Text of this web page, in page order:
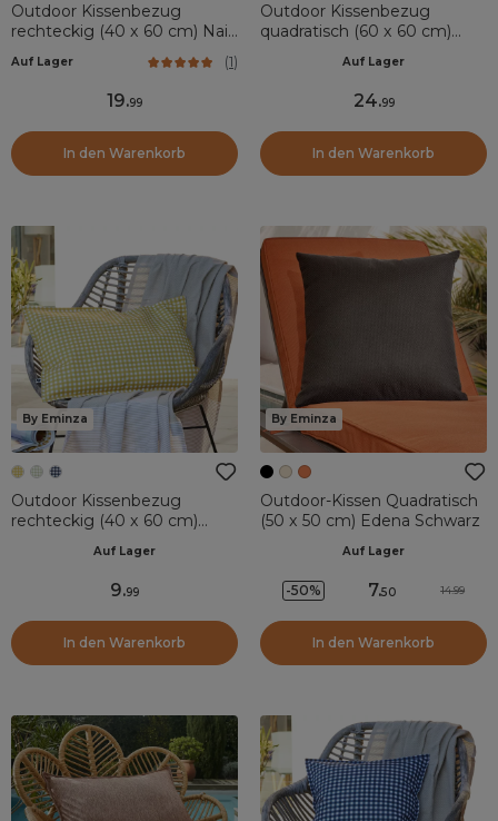
Outdoor Kissenbezug
rechteckig (40 x 60 cm) Naia
Auf Lager (1)
19.99
In den Warenkorb
Outdoor Kissenbezug
quadratisch (60 x 60 cm)
Auf Lager
24.99
In den Warenkorb
By Eminza
Outdoor Kissenbezug
rechteckig (40 x 60 cm)
Auf Lager
9.99
In den Warenkorb
By Eminza
Outdoor-Kissen Quadratisch
(50 x 50 cm) Edena Schwarz
Auf Lager
-50% 7.50 14.99
In den Warenkorb